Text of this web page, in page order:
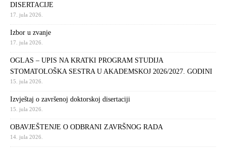
DISERTACIJE
17. jula 2026.
Izbor u zvanje
17. jula 2026.
OGLAS – UPIS NA KRATKI PROGRAM STUDIJA
STOMATOLOŠKA SESTRA U AKADEMSKOJ 2026/2027. GODINI
15. jula 2026.
Izvještaj o završenoj doktorskoj disertaciji
15. jula 2026.
OBAVJEŠTENJE O ODBRANI ZAVRŠNOG RADA
14. jula 2026.